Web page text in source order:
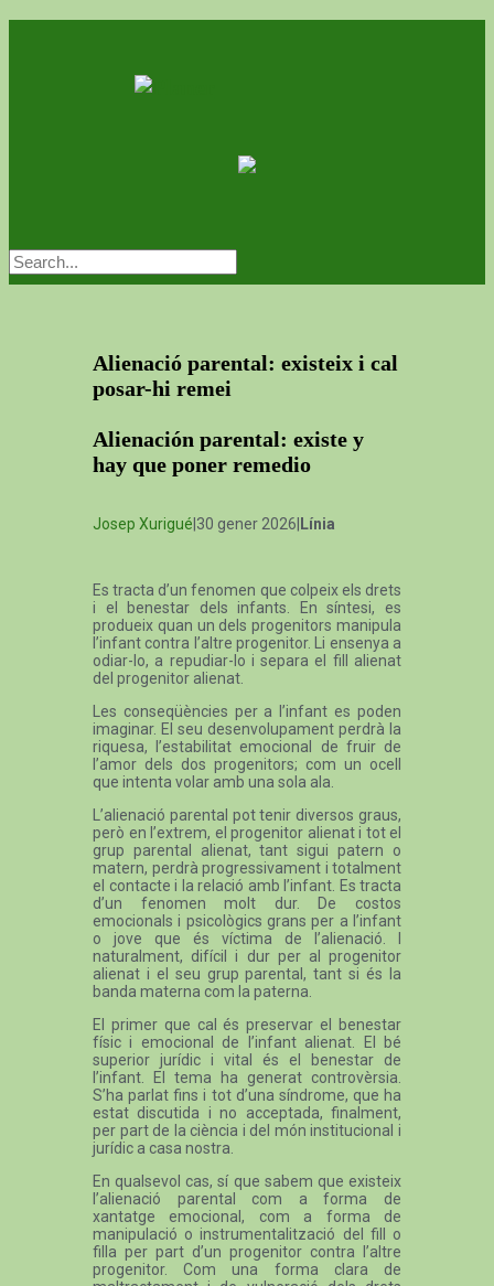
Alienació parental: existeix i cal
posar-hi remei
Alienación parental: existe y
hay que poner remedio
Josep Xurigué |30 gener 2026| Línia
Es tracta d’un fenomen que colpeix els drets
i el benestar dels infants. En síntesi, es
produeix quan un dels progenitors manipula
l’infant contra l’altre progenitor. Li ensenya a
odiar-lo, a repudiar-lo i separa el fill alienat
del progenitor alienat.
Les conseqüències per a l’infant es poden
imaginar. El seu desenvolupament perdrà la
riquesa, l’estabilitat emocional de fruir de
l’amor dels dos progenitors; com un ocell
que intenta volar amb una sola ala.
L’alienació parental pot tenir diversos graus,
però en l’extrem, el progenitor alienat i tot el
grup parental alienat, tant sigui patern o
matern, perdrà progressivament i totalment
el contacte i la relació amb l’infant. Es tracta
d’un fenomen molt dur. De costos
emocionals i psicològics grans per a l’infant
o jove que és víctima de l’alienació. I
naturalment, difícil i dur per al progenitor
alienat i el seu grup parental, tant si és la
banda materna com la paterna.
El primer que cal és preservar el benestar
físic i emocional de l’infant alienat. El bé
superior jurídic i vital és el benestar de
l’infant. El tema ha generat controvèrsia.
S’ha parlat fins i tot d’una síndrome, que ha
estat discutida i no acceptada, finalment,
per part de la ciència i del món institucional i
jurídic a casa nostra.
En qualsevol cas, sí que sabem que existeix
l’alienació parental com a forma de
xantatge emocional, com a forma de
manipulació o instrumentalització del fill o
filla per part d’un progenitor contra l’altre
progenitor. Com una forma clara de